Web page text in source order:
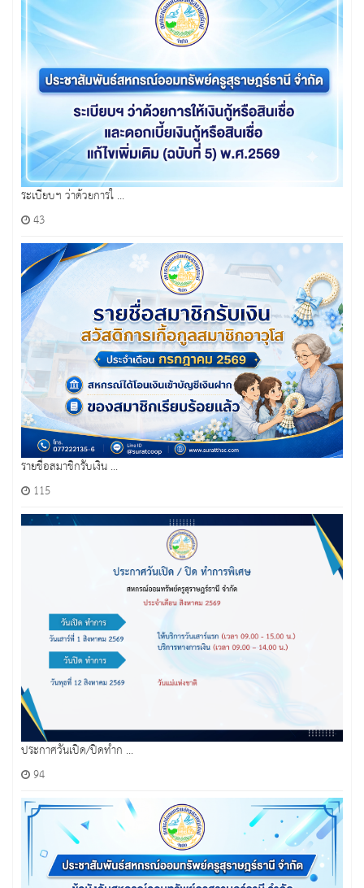
ระเบียบฯ ว่าด้วยการใ ...
43
รายชื่อสมาชิกรับเงิน ...
115
ประกาศวันเปิด/ปิดทำก ...
94